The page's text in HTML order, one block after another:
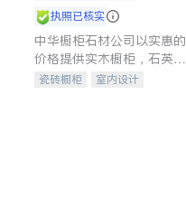
执照已核实
中华橱柜石材公司以实惠的
价格提供实木橱柜，石英石
台面，多种优质不锈钢水
瓷砖橱柜
室内设计